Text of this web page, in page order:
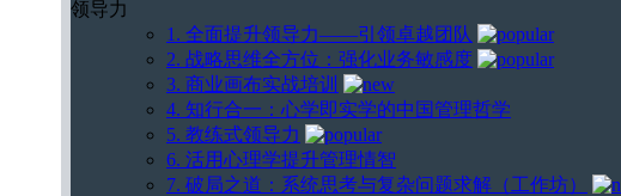
领导力
1. 全面提升领导力——引领卓越团队
2. 战略思维全方位：强化业务敏感度
3. 商业画布实战培训
4. 知行合一：心学即实学的中国管理哲学
5. 教练式领导力
6. 活用心理学提升管理情智
7. 破局之道：系统思考与复杂问题求解（工作坊）